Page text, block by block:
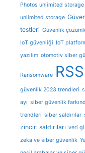
Photos unlimited
unlimited storage
testleri Güvenlik
IoT güvenliği IoT
yazılım otomotiv siber
Ransomware RSS
güvenlik 2023 trendleri
ayı siber güvenlik
trendleri siber saldırılar
zinciri saldırıları veri
zeka ve siber güvenlik